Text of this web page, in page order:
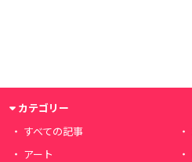
カテゴリー
すべての記事
アート